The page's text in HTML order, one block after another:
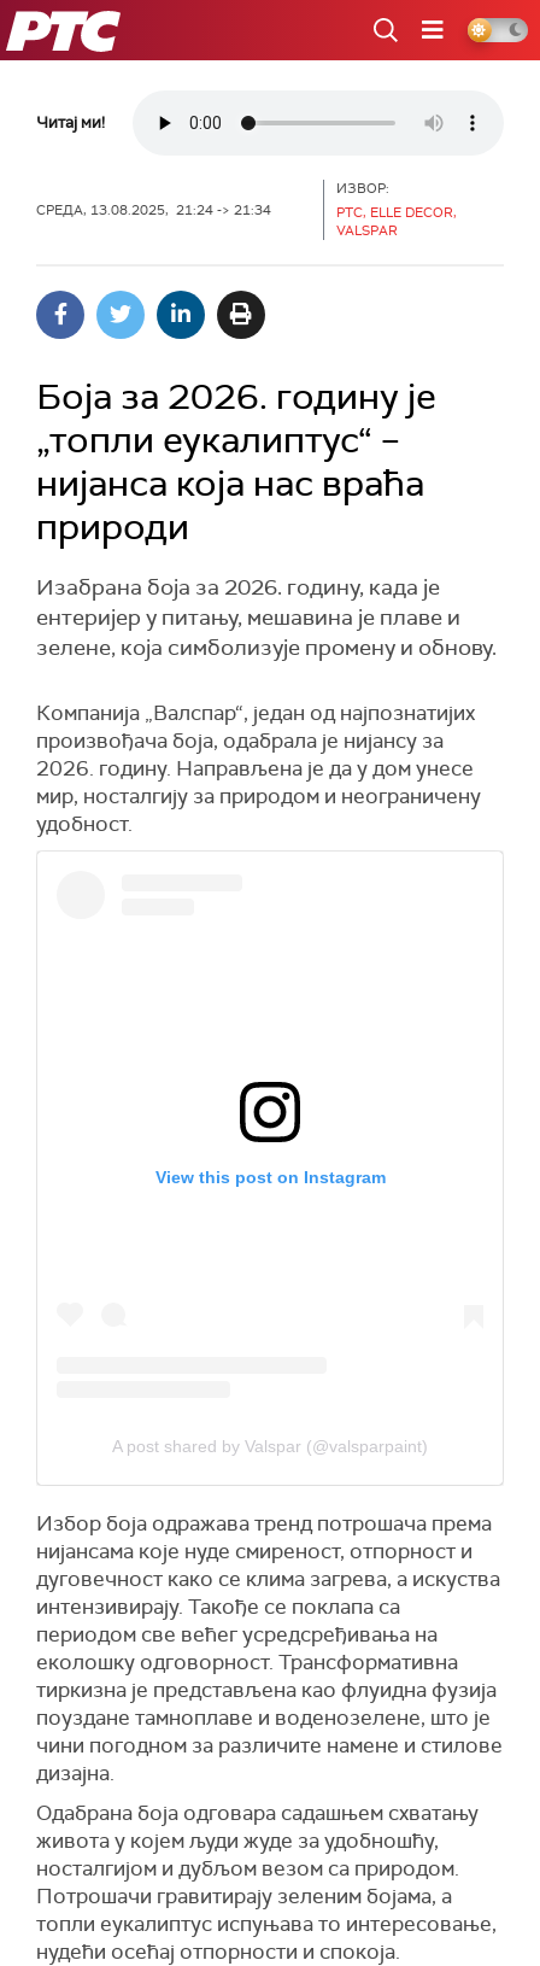
РТС
Читај ми!
СРЕДА, 13.08.2025, 21:24 -> 21:34
ИЗВОР:
РТС, ELLE DECOR,
VALSPAR
Боја за 2026. годину је
„топли еукалиптус“ –
нијанса која нас враћа
природи
Изабрана боја за 2026. годину, када је
ентеријер у питању, мешавина је плаве и
зелене, која симболизује промену и обнову.
Компанија „Валспар“, један од најпознатијих
произвођача боја, одабрала је нијансу за
2026. годину. Направљена је да у дом унесе
мир, носталгију за природом и неограничену
удобност.
View this post on Instagram
A post shared by Valspar (@valsparpaint)
Избор боја одражава тренд потрошача према
нијансама које нуде смиреност, отпорност и
дуговечност како се клима загрева, а искуства
интензивирају. Такође се поклапа са
периодом све већег усредсређивања на
еколошку одговорност. Трансформативна
тиркизна је представљена као флуидна фузија
поуздане тамноплаве и воденозелене, што је
чини погодном за различите намене и стилове
дизајна.
Одабрана боја одговара садашњем схватању
живота у којем људи жуде за удобношћу,
носталгијом и дубљом везом са природом.
Потрошачи гравитирају зеленим бојама, а
топли еукалиптус испуњава то интересовање,
нудећи осећај отпорности и спокоја.